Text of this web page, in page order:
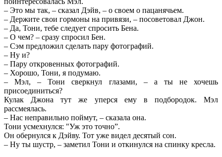
– Это мы так, – сказал Дэйв, – о своем о пацанячьем.
– Держите свои гормоны на привязи, – посоветовал Джон.
– Да, Тони, тебе следует спросить Бена.
– О чем? – сразу спросил Бен.
– Сэм предложил сделать пару фотографий.
– Ну и?
– Пару откровенных фотографий.
– Хорошо, Тони, я подумаю.
– Мэл, – Тони сверкнул глазами, – а ты не хочешь
присоединиться?
Кулак Джона тут же уперся ему в подбородок. Мэл
рассмеялась.
– Нас неправильно поймут, – сказала она.
Тони усмехнулся: "Уж это точно”.
Он обернулся к Дэйву. Тот уже видел десятый сон.
– Ну ты шустр, – заметил Тони и откинулся на спинку кресла.